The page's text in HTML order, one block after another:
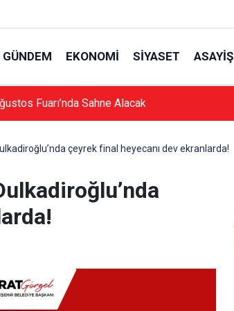
GÜNDEM EKONOMI SIYASET ASAYIŞ
Fuarı’nda Sahne Alacak
çeyrek final heyecanı dev ekranlarda!